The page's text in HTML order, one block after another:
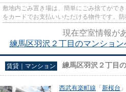
敷地内ごみ置き場は、簡単にごみ捨てがで
をカードでお支払いいただける物件です。
現在空室情報が
練馬区羽沢２丁目のマンショ
賃貸｜マンション 練馬区羽沢２丁目
西武有楽町線 「 新桜台